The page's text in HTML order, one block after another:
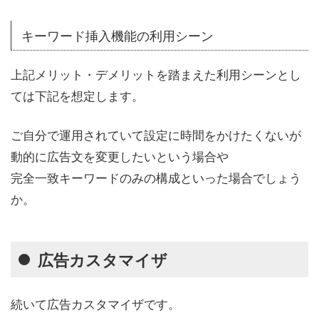
キーワード挿入機能の利用シーン
上記メリット・デメリットを踏まえた利用シーンとし
ては下記を想定します。
ご自分で運用されていて設定に時間をかけたくないが
動的に広告文を変更したいという場合や
完全一致キーワードのみの構成といった場合でしょう
か。
広告カスタマイザ
続いて広告カスタマイザです。